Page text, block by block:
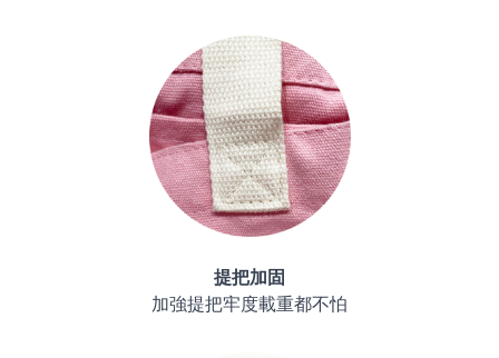
提把加固
加強提把牢度載重都不怕